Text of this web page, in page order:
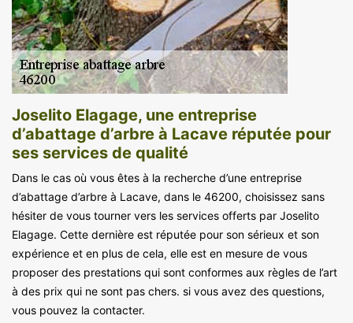
Joselito Elagage, une entreprise
d’abattage d’arbre à Lacave réputée pour
ses services de qualité
Dans le cas où vous êtes à la recherche d’une entreprise
d’abattage d’arbre à Lacave, dans le 46200, choisissez sans
hésiter de vous tourner vers les services offerts par Joselito
Elagage. Cette dernière est réputée pour son sérieux et son
expérience et en plus de cela, elle est en mesure de vous
proposer des prestations qui sont conformes aux règles de l’art
à des prix qui ne sont pas chers. si vous avez des questions,
vous pouvez la contacter.